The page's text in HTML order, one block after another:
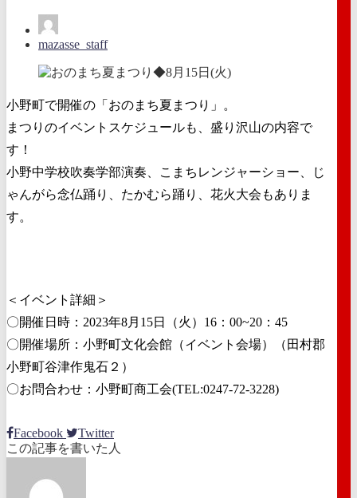
mazasse_staff
小野町で開催の「おのまち夏まつり」。
まつりのイベントスケジュールも、盛り沢山の内容で
す！
小野中学校吹奏学部演奏、こまちレンジャーショー、じ
ゃんがら念仏踊り、たかむら踊り、花火大会もありま
す。
＜イベント詳細＞
〇開催日時：2023年8月15日（火）16：00~20：45
〇開催場所：小野町文化会館（イベント会場）（田村郡
小野町谷津作鬼石２）
〇お問合わせ：小野町商工会(TEL:0247-72-3228)
Facebook
Twitter
この記事を書いた人